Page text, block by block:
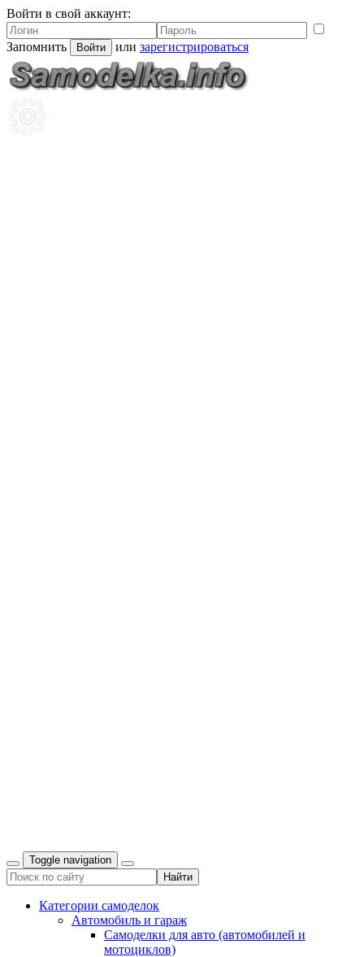
Войти в свой аккаунт:
Запомнить Войти или зарегистрироваться
Toggle navigation
Категории самоделок
Автомобиль и гараж
Самоделки для авто (автомобилей и
мотоциклов)